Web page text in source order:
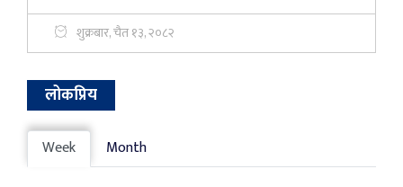
शुक्रबार, चैत १३, २०८२
लोकप्रिय
Week Month